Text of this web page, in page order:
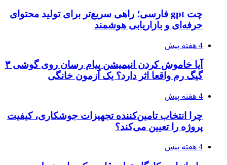
چت gpt فارسی؛ راهی سریع‌تر برای تولید محتوای
حرفه‌ای و بازاریابی هوشمند
4 هفته پیش
آیا خاموش کردن انیمیشن پیام رسان روی گوشی ۳
گیگ رم واقعا اثر دارد؟ یک آزمون خانگی
4 هفته پیش
چرا انتخاب تامین‌کننده تجهیزات جوشکاری، کیفیت
پروژه را تعیین می‌کند؟
4 هفته پیش